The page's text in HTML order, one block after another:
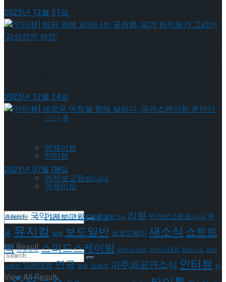
공연이 될 것”, ‘나 혼자만 레벨업 on ICE’ 배우
이호원
인터뷰
앙케이트
먼저보고왔습니다
No Result
View All Result
[인터뷰] “세계 어디에도 없던 새로운 형태의
Trending Tags
인터뷰
앙케이트
먼저보고왔습니다
2025년 12월 31일
2025년 12월 14일
2023년 07월 08일
태그로 보기
관현악단 국악 금주의공연소식 기획 기획기사 리뷰 먼저보고왔습니다 무
용 뮤지컬 발레 보도일반 브로드웨이 새소식쇼트트
랙 스노보드 스피드스케이팅 아이스댄스 아이스댄싱 아이스쇼 아이
스하키 앙케이트연극 영화 오페라 이주의공연소식 인터뷰 전